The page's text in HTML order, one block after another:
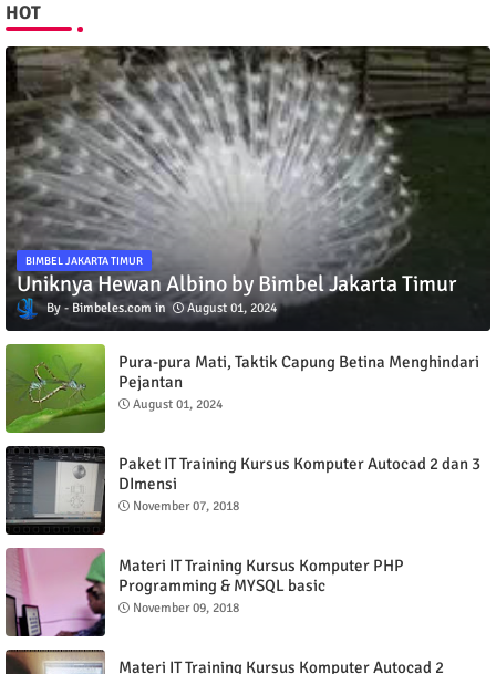
HOT
BIMBEL JAKARTA TIMUR
Uniknya Hewan Albino by Bimbel Jakarta Timur
Bimbeles.com August 01, 2024
Pura-pura Mati, Taktik Capung Betina Menghindari
Pejantan
August 01, 2024
Paket IT Training Kursus Komputer Autocad 2 dan 3
DImensi
November 07, 2018
Materi IT Training Kursus Komputer PHP
Programming & MYSQL basic
November 09, 2018
Materi IT Training Kursus Komputer Autocad 2